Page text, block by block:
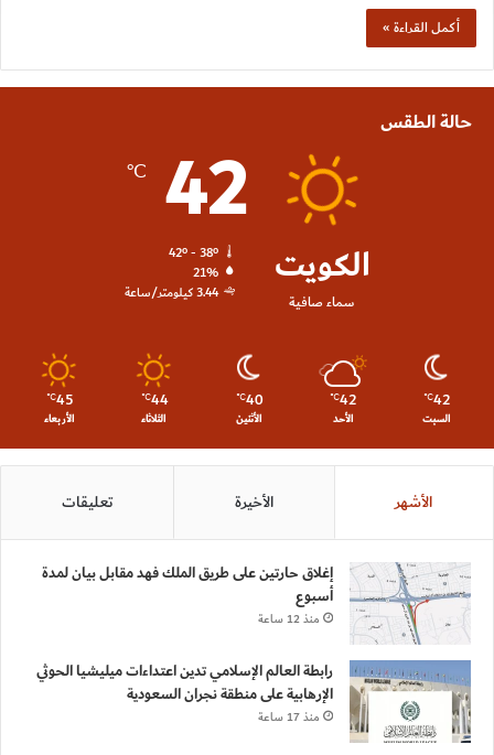
أكمل القراءة »
حالة الطقس
الكويت
سماء صافية
42
℃
42º - 38º
21%
3.44 كيلومتر/ساعة
42
℃
السبت
42
℃
الأحد
40
℃
الأثنين
44
℃
الثلاثاء
45
℃
الأربعاء
الأشهر الأخيرة تعليقات
إغلاق حارتين على طريق الملك فهد مقابل بيان لمدة
أسبوع
منذ 12 ساعة
رابطة العالم الإسلامي تدين اعتداءات ميليشيا الحوثي
الإرهابية على منطقة نجران السعودية
منذ 17 ساعة